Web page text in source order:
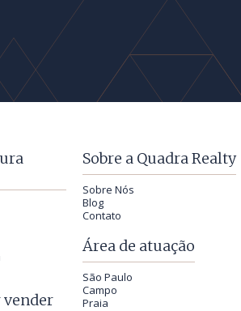
vender
Sobre a Quadra Realty
Sobre Nós
Blog
Contato
Área de atuação
São Paulo
Campo
Praia